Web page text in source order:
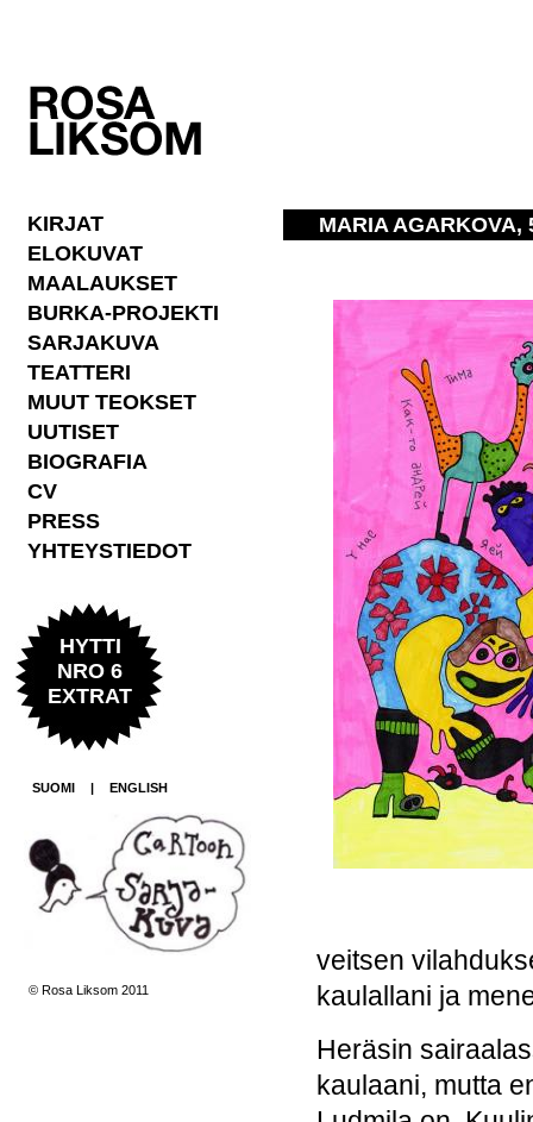
KIRJAT
ELOKUVAT
MAALAUKSET
BURKA-PROJEKTI
SARJAKUVA
TEATTERI
MUUT TEOKSET
UUTISET
BIOGRAFIA
CV
PRESS
YHTEYSTIEDOT
HYTTI
NRO 6
EXTRAT
SUOMI | ENGLISH
© Rosa Liksom 2011
MARIA AGARKOVA,
veitsen
kaulallani ja
Heräsin
kaulaani, mutta